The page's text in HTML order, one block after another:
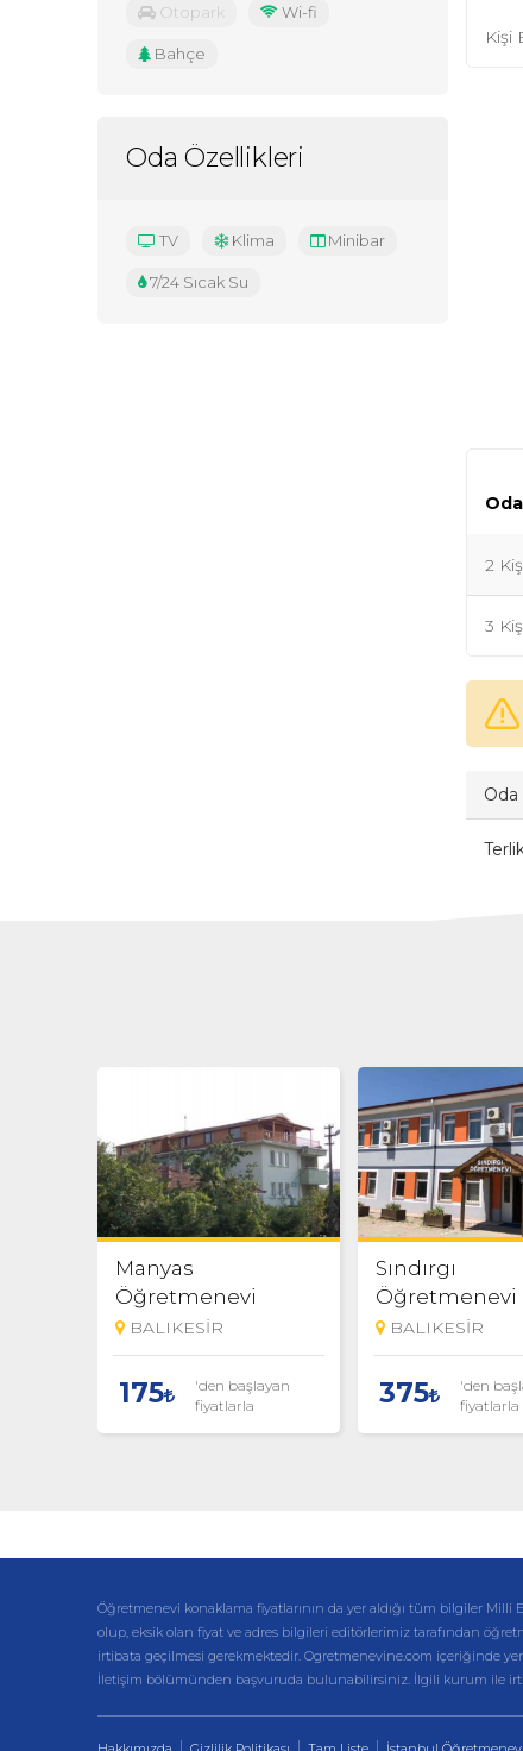
Kişi
2
3
Oda
Otopark Wi-fi
Bahçe
Oda Özellikleri
TV Klima Minibar
7/24 Sıcak Su
Manyas
Öğretmenevi
BALIKESİR
175
'den başlayan
fiyatlarla
Sındırgı
Öğretmenevi
BALIKESİR
375
'den
fiyatlarla
Öğretmenevi konaklama fiyatlarının da yer aldığı tüm bilgiler
olup, eksik olan fiyat ve adres bilgileri editörlerimiz tarafından
irtibata geçilmesi gerekmektedir. Ogretmenevine.com içeriğinde
İletişim bölümünden başvuruda bulunabilirsiniz. İlgili kurum ile